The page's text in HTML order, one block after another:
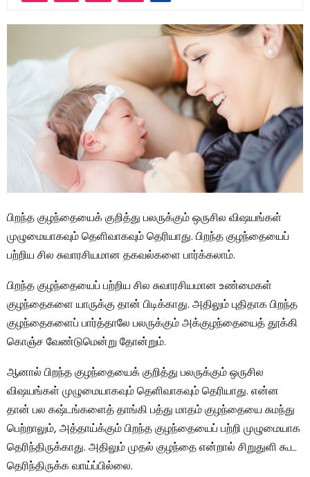
பிறந்த குழந்தையைக் குறித்து பலருக்கும் ஒருசில விஷயங்கள்
முழுமையாகவும் தெளிவாகவும் தெரியாது. பிறந்த குழந்தையைப்
பற்றிய சில சுவாரசியமான தகவல்களை பார்க்கலாம்.
பிறந்த குழந்தையைப் பற்றிய சில சுவாரசியமான உண்மைகள்
குழந்தைகளை யாருக்கு தான் பிடிக்காது. அதிலும் புதிதாக பிறந்த
குழந்தைகளைப் பார்த்தாலே பலருக்கும் அக்குழந்தையைத் தூக்கி
கொஞ்ச வேண்டுமென்று தோன்றும்.
ஆனால் பிறந்த குழந்தையைக் குறித்து பலருக்கும் ஒருசில
விஷயங்கள் முழுமையாகவும் தெளிவாகவும் தெரியாது. என்ன
தான் பல கஷ்டங்களைத் தாங்கி பத்து மாதம் குழந்தையை சுமந்து
பெற்றாலும், அத்தாய்க்கும் பிறந்த குழந்தையைப் பற்றி முழுமையாக
தெரிந்திருக்காது. அதிலும் முதல் குழந்தை என்றால் சிறுதுளி கூட
தெரிந்திருக்க வாய்ப்பில்லை.